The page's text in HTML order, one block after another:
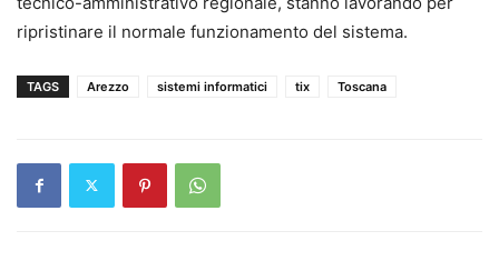
ripristinare il normale funzionamento del sistema.
TAGS Arezzo sistemi informatici tix Toscana